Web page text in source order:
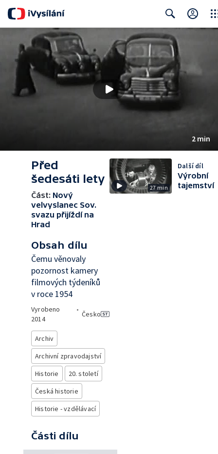
Search
2 min
Před
šedesáti lety
Část: Nový
velvyslanec Sov.
svazu přijíždí na
Hrad
Obsah dílu
Čemu věnovaly
pozornost kamery
filmových týdeníků
v roce 1954
Vyrobeno
2014
•
Česko
Archiv
Archivní zpravodajství
Historie
20. století
Česká historie
Historie - vzdělávací
Části dílu
27 min
Další díl
Výrobní
tajemství